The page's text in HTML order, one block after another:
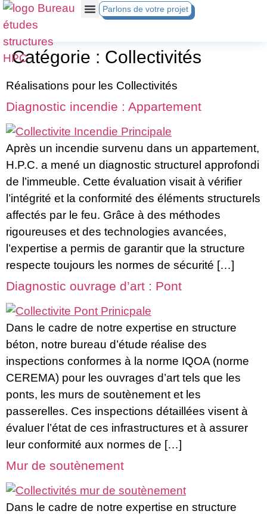
Parlons de votre projet
Catégorie : Collectivités
Réalisations pour les Collectivités
Diagnostic incendie : Appartement
Après un incendie survenu dans un appartement,
H.P.C. a mené un diagnostic structurel approfondi
de l’immeuble. Cette évaluation visait à vérifier
l’intégrité et la conformité des éléments structurels
affectés par le feu. Grâce à des méthodes
rigoureuses et des technologies avancées,
l’expertise a permis de garantir que la structure
respecte toujours les normes de sécurité […]
Diagnostic ouvrage d’art : Pont
Dans le cadre de notre expertise en structure
béton, notre bureau d’étude réalise des
inspections conformes à la norme IQOA (norme
CEREMA) pour les ouvrages d’art tels que les
ponts, les murs de soutènement et les
passerelles. Ces inspections détaillées visent à
évaluer l’état de ces infrastructures et à assurer
leur conformité aux normes de […]
Mur de soutènement
Dans le cadre de notre expertise en structure